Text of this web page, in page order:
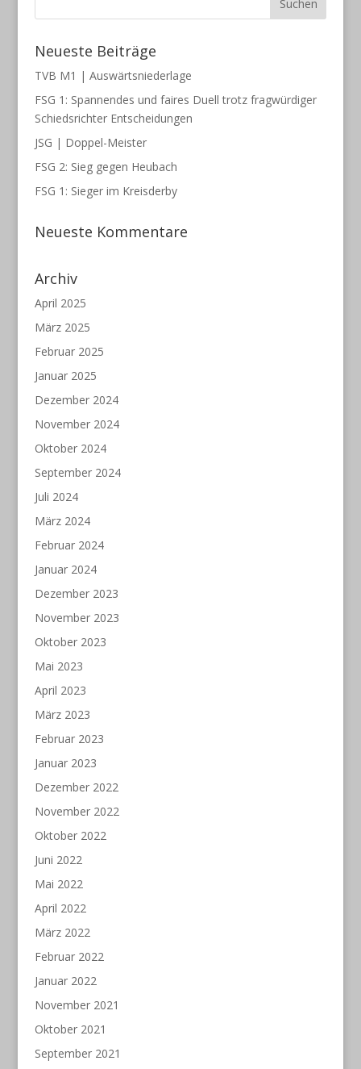
Neueste Beiträge
TVB M1 | Auswärtsniederlage
FSG 1: Spannendes und faires Duell trotz fragwürdiger
Schiedsrichter Entscheidungen
JSG | Doppel-Meister
FSG 2: Sieg gegen Heubach
FSG 1: Sieger im Kreisderby
Neueste Kommentare
Archiv
April 2025
März 2025
Februar 2025
Januar 2025
Dezember 2024
November 2024
Oktober 2024
September 2024
Juli 2024
März 2024
Februar 2024
Januar 2024
Dezember 2023
November 2023
Oktober 2023
Mai 2023
April 2023
März 2023
Februar 2023
Januar 2023
Dezember 2022
November 2022
Oktober 2022
Juni 2022
Mai 2022
April 2022
März 2022
Februar 2022
Januar 2022
November 2021
Oktober 2021
September 2021